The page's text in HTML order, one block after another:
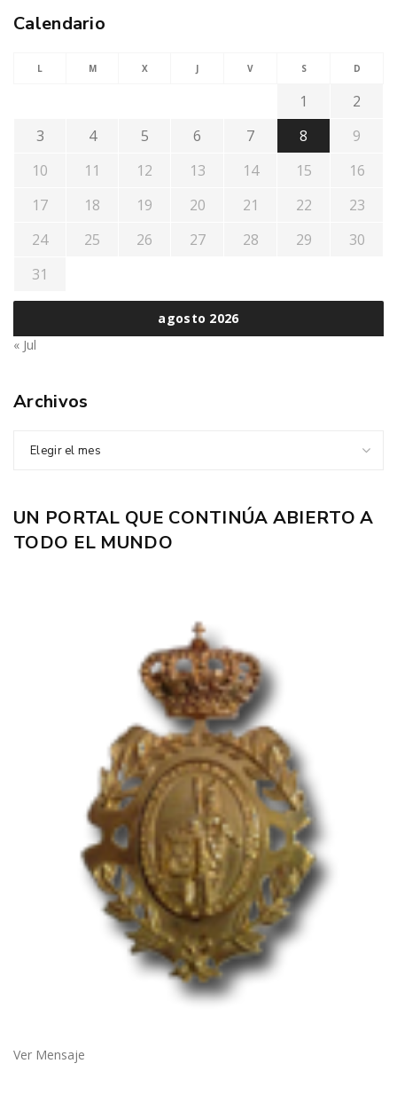
Calendario
agosto 2026
L M X J V S D
1
2
3
4 5 6 7 8
9
10
11 12 13 14 15
16
17
18 19 20 21 22
23
24
25 26 27 28 29
30
31
« Jul
Archivos
Elegir el mes
UN PORTAL QUE CONTINÚA ABIERTO A
TODO EL MUNDO
Ver Mensaje